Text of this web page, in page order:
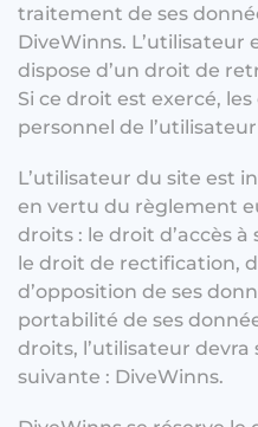
traitement de ses
DiveWinns. L’utilisateur
dispose d’un droit de
Si ce droit est exercé,
personnel de
L’utilisateur du site est
en vertu du règlement
droits : le droit d’accès
le droit de rectification,
d’opposition de ses
portabilité de ses
droits, l’utilisateur devra
suivante : DiveWinns.